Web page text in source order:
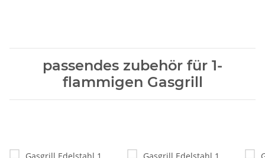
passendes zubehör für 1-
flammigen Gasgrill